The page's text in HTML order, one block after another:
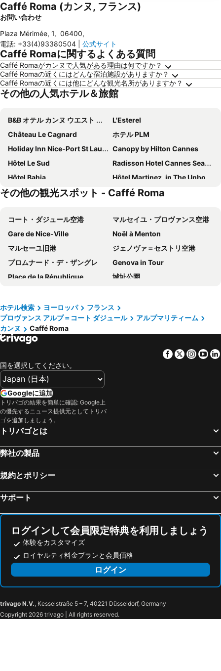
Caffé Roma (カンヌ, フランス)
お問い合わせ
Plaza Mérimée, 1, 06400,
電話: +33(4)93380504 公式サイト
Caffé Romaに関するよくある質問
Caffé Romaがカンヌで人気がある理由は何ですか？
Caffé Romaの近くにはどんな宿泊施設がありますか？
Caffé Romaの近くには他にどんな観光名所がありますか？
その他の人気ホテル＆旅館
B&B オテル カンヌ ウエスト ラ ボッカ
L'Esterel
Château Le Cagnard
ホテル PLM
Holiday Inn Nice-Port St Laurent by IHG
Canopy by Hilton Cannes
Hôtel Le Sud
Radisson Hotel Cannes Seaside
Hôtel Bahia
Hôtel Martinez, in The Unbound Collection by Hyatt
Best Western Hotel des Orangers
ル サン ポール
ホテル ルノワール
ホテル パノラマ
ロイヤル アンティーブ - ラグジュアリー ホテル レジデンス ビーチ & スパ
Moxy Antibes Sophia Antipolis
Hôtel Le Collier
Les Vergers de Saint Paul
マリンランド ホテル
ホテル エスペラント
Ermitage de l’Oasis et Spa
アッピア オテル
The Originals City, Hôtel Galaxie, Nice Aéroport
クラブ マントノン
Crisol Lumière
Hotel des Victoires by Soniho
Hotel Abrial by Soniho
Bastide Saint Antoine - Relais & Châteaux
プルマン カンヌ マンドリュー ロイヤル カジノ ホテル
クラリオン スイーツ カンヌ クロワゼット
ホテル ラ バスティード ドゥ ヴァルボンヌ
ル マス ド ピエール
The Originals Résidence, Les Strélitzias
ホテルF1アンティーブソフィアアンティポリス
ラ ヴォーグ ド サン ポール
Hôtel L'Empreinte - Cagnes sur Mer
La Bastide de l'Oliveraie
Hôtel Alizé
Charlie's Hôtel Cannes
オテル バリエール ル マジェスティック カンヌ
オテル オッシュ
Hôtel du Nord
Studio Vieux Port 3 étoiles
Residence Du Louvre
OKKO Hotels Cannes Centre
ibis budget Antibes Sophia Antipolis
Tiercé Hotel
Hôtel Juana
Aux charmes de grasse
Best Western Plus Antibes Riviera
Auberge du Vieux Château
B&B オテル アンティーブ ソフィア ル ルレ
その他の観光スポット - Caffé Roma
コート・ダジュール空港
マルセイユ・プロヴァンス空港
Gare de Nice-Ville
Noël à Menton
マルセーユ旧港
ジェノヴァ＝セストリ空港
プロムナード・デ・ザングレ
Genova in Tour
Place de la République
城址公園
Palais des Festivals et des Congrès
Central Station
教皇庁
Nice City Tour
トリノ空港
Gare d'Avignon Centre
Juventus Stadium
Masséna Place
Fontvieille
古代エジプト博物館
Mantega
Portosole
Gare Saint-Charles
Hôtel de Ville
Gare de Juan-Les-Pins
Pointe Croisette
Ironman France - Nice Triathlon
Gare d'Antibes
Gambetta
Jean-Médecin
Cimiez
Riquier
Le Petit Train touristique de Cannes
Plage du Gray d'Albion
Le vieux Port
Le Goeland
Prado - République
Bijou Plage
ホテル検索 ヨーロッパ
フランス
プロヴァンス アルプ＝コート ダジュール
アルプマリティーム
カンヌ
Caffé Roma
Facebook
Twitter
国を選択してください。
Googleに追加
トリバゴの結果を簡単に確認: Google上
の優先するニュース提供元としてトリバ
ゴを追加しましょう。
トリバゴとは
弊社の製品
規約とポリシー
サポート
ログインして会員限定特典を利用しましょう
体験をカスタマイズ
ロイヤルティ料金プランと会員価格
ログイン
trivago N.V., Kesselstraße 5 – 7, 40221 Düsseldorf, Germany
Copyright 2026 trivago | All rights reserved.